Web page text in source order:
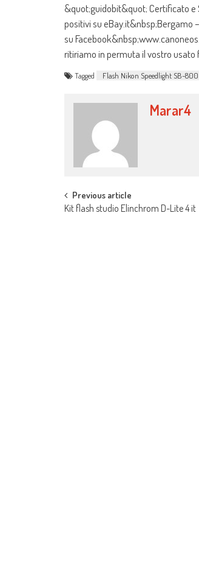
&quot;guidobit&quot; Certificato
positivi su eBay.it&nbsp;Bergamo
su
ritiriamo in permuta il vostro
Tagged Flash Nikon Speedlight SB-800
Marar4
Post navigation
Previous article
Kit flash studio Elinchrom D-Lite 4 it